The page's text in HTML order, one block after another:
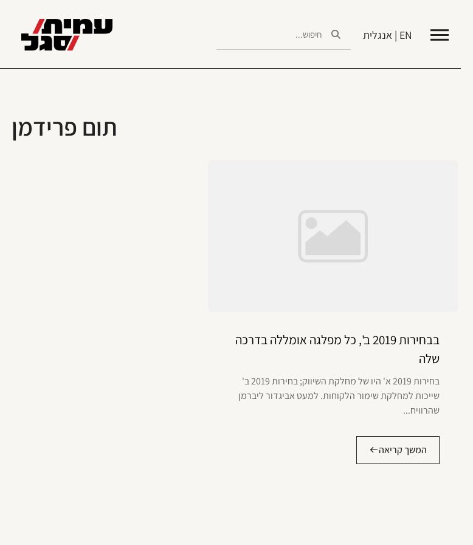
EN | אנגלית
תום פרידמן
בבחירות 2019 ב', כל מפלגה אומללה בדרכה
שלה
בחירות 2019 א' היו של מחלקת השיווק; בחירות 2019 ב'
שייכות למחלקת שימור הלקוחות. למעט אביגדור ליברמן
שהרוויח...
המשך קריאה